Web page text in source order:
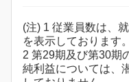
(注) 1 従業員数は、
を表示しております。
2 第29期及び第30期
純利益については、